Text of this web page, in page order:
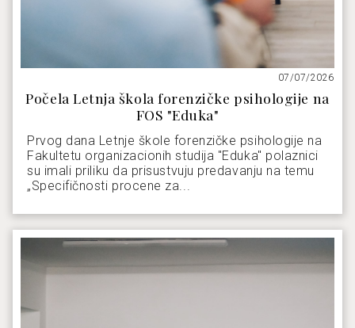
07/07/2026
Počela Letnja škola forenzičke psihologije na
FOS "Eduka"
Prvog dana Letnje škole forenzičke psihologije na
Fakultetu organizacionih studija "Eduka" polaznici
su imali priliku da prisustvuju predavanju na temu
„Specifičnosti procene za...